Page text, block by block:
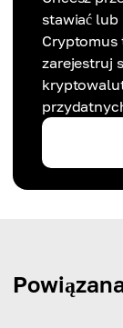
stawiać
Cryptomus
zarejestruj